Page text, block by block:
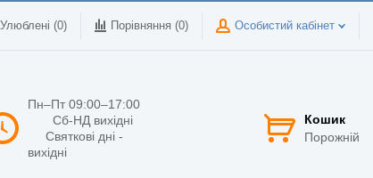
Улюблені (0) Порівняння (0) Особистий кабінет
Пн–Пт 09:00–17:00
Сб-НД вихідні
Святкові дні -
вихідні
Кошик
Порожній